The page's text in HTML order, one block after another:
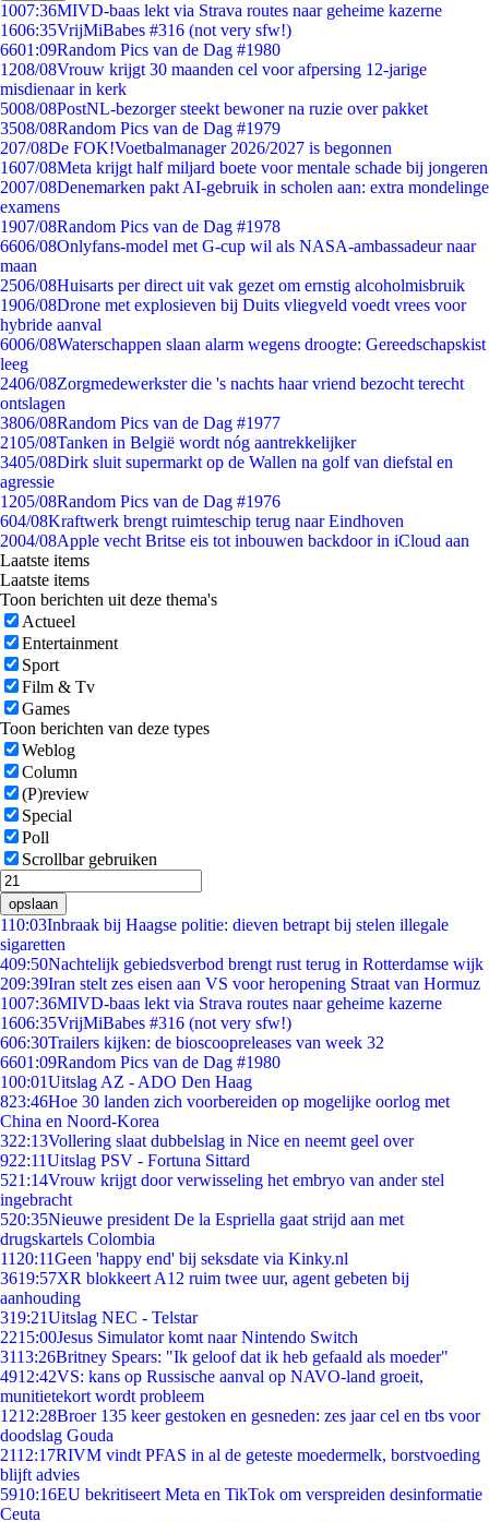
1007:36MIVD-baas lekt via Strava routes naar geheime kazerne
1606:35VrijMiBabes #316 (not very sfw!)
6601:09Random Pics van de Dag #1980
1208/08Vrouw krijgt 30 maanden cel voor afpersing 12-jarige
misdienaar in kerk
5008/08PostNL-bezorger steekt bewoner na ruzie over pakket
3508/08Random Pics van de Dag #1979
207/08De FOK!Voetbalmanager 2026/2027 is begonnen
1607/08Meta krijgt half miljard boete voor mentale schade bij jongeren
2007/08Denemarken pakt AI-gebruik in scholen aan: extra mondelinge
examens
1907/08Random Pics van de Dag #1978
6606/08Onlyfans-model met G-cup wil als NASA-ambassadeur naar
maan
2506/08Huisarts per direct uit vak gezet om ernstig alcoholmisbruik
1906/08Drone met explosieven bij Duits vliegveld voedt vrees voor
hybride aanval
6006/08Waterschappen slaan alarm wegens droogte: Gereedschapskist
leeg
2406/08Zorgmedewerkster die 's nachts haar vriend bezocht terecht
ontslagen
3806/08Random Pics van de Dag #1977
2105/08Tanken in België wordt nóg aantrekkelijker
3405/08Dirk sluit supermarkt op de Wallen na golf van diefstal en
agressie
1205/08Random Pics van de Dag #1976
604/08Kraftwerk brengt ruimteschip terug naar Eindhoven
2004/08Apple vecht Britse eis tot inbouwen backdoor in iCloud aan
Laatste items
Laatste items
Toon berichten uit deze thema's
Actueel
Entertainment
Sport
Film & Tv
Games
Toon berichten van deze types
Weblog
Column
(P)review
Special
Poll
Scrollbar gebruiken
opslaan
110:03Inbraak bij Haagse politie: dieven betrapt bij stelen illegale
sigaretten
409:50Nachtelijk gebiedsverbod brengt rust terug in Rotterdamse wijk
209:39Iran stelt zes eisen aan VS voor heropening Straat van Hormuz
1007:36MIVD-baas lekt via Strava routes naar geheime kazerne
1606:35VrijMiBabes #316 (not very sfw!)
606:30Trailers kijken: de bioscoopreleases van week 32
6601:09Random Pics van de Dag #1980
100:01Uitslag AZ - ADO Den Haag
823:46Hoe 30 landen zich voorbereiden op mogelijke oorlog met
China en Noord-Korea
322:13Vollering slaat dubbelslag in Nice en neemt geel over
922:11Uitslag PSV - Fortuna Sittard
521:14Vrouw krijgt door verwisseling het embryo van ander stel
ingebracht
520:35Nieuwe president De la Espriella gaat strijd aan met
drugskartels Colombia
11 20:11Geen 'happy end' bij seksdate via Kinky.nl
3619:57XR blokkeert A12 ruim twee uur, agent gebeten bij
aanhouding
319:21Uitslag NEC - Telstar
2215:00Jesus Simulator komt naar Nintendo Switch
3113:26Britney Spears: "Ik geloof dat ik heb gefaald als moeder"
4912:42VS: kans op Russische aanval op NAVO-land groeit,
munitietekort wordt probleem
1212:28Broer 135 keer gestoken en gesneden: zes jaar cel en tbs voor
doodslag Gouda
2112:17RIVM vindt PFAS in al de geteste moedermelk, borstvoeding
blijft advies
5910:16EU bekritiseert Meta en TikTok om verspreiden desinformatie
Ceuta